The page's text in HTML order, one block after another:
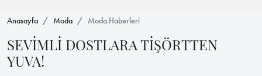
Anasayfa Moda Moda Haberleri
SEVİMLİ DOSTLARA TİŞÖRTTEN
YUVA!